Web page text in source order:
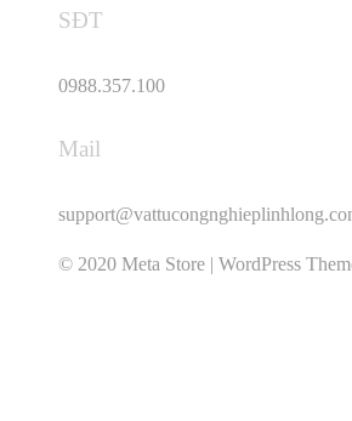
SĐT
0988.357.100
Mail
© 2020 Meta Store | WordPress